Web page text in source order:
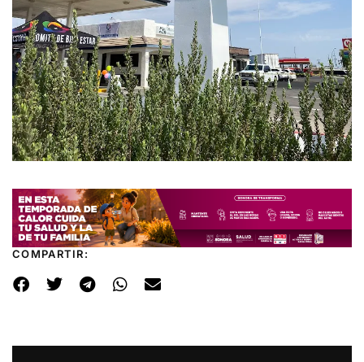
COMPARTIR: